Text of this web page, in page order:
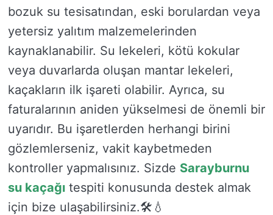
bozuk su tesisatından, eski borulardan veya
yetersiz yalıtım malzemelerinden
kaynaklanabilir. Su lekeleri, kötü kokular
veya duvarlarda oluşan mantar lekeleri,
kaçakların ilk işareti olabilir. Ayrıca, su
faturalarının aniden yükselmesi de önemli bir
uyarıdır. Bu işaretlerden herhangi birini
gözlemlerseniz, vakit kaybetmeden
kontroller yapmalısınız. Sizde Sarayburnu
su kaçağı tespiti konusunda destek almak
için bize ulaşabilirsiniz.🛠️💧